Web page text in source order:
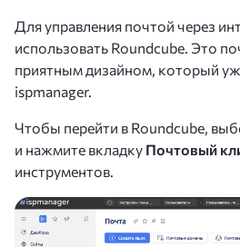
Для управления почтой через
использовать Roundcube. Это
приятным дизайном, который
ispmanager.
Чтобы перейти в Roundcube,
и нажмите вкладку Почтовый
инструментов.